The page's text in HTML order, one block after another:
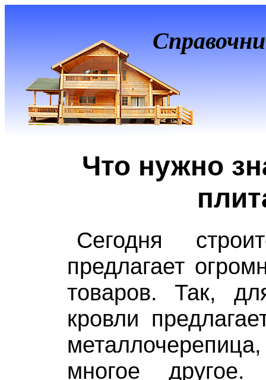
Что нужно
Сегодня
предлагает
товаров. Так,
кровли
многое